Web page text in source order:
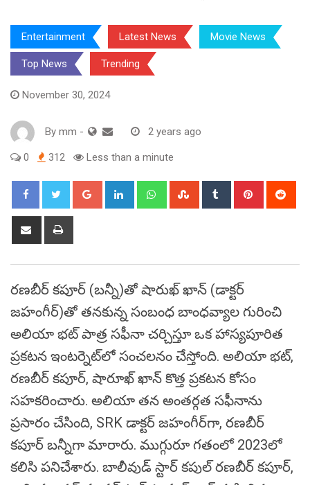
Entertainment Latest News Movie News
Top News Trending
November 30, 2024
By mm - 2 years ago
0 312 Less than a minute
Google+ LinkedIn WhatsappStumbleUpon
Tumblr Pinterest
Share
రణబీర్ కపూర్ (బన్నీ)తో షారుఖ్ ఖాన్ (డాక్టర్
జహంగీర్)తో తనకున్న సంబంధ బాంధవ్యాల గురించి
అలియా భట్ పాత్ర సఫీనా చర్చిస్తూ ఒక హాస్యపూరిత
ప్రకటన ఇంటర్నెట్‌లో సంచలనం చేస్తోంది. అలియా భట్,
రణబీర్ కపూర్, షారూఖ్ ఖాన్ కొత్త ప్రకటన కోసం
సహకరించారు. అలియా తన అంతర్గత సఫీనాను
ప్రసారం చేసింది, SRK డాక్టర్ జహంగీర్‌గా, రణబీర్
కపూర్ బన్నీగా మారారు. ముగ్గురూ గతంలో 2023లో
కలిసి పనిచేశారు. బాలీవుడ్ స్టార్ కపుల్ రణబీర్ కపూర్,